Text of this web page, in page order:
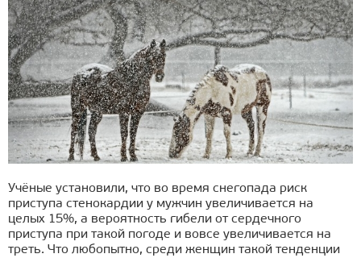
Учёные установили, что во время снегопада риск
приступа стенокардии у мужчин увеличивается на
целых 15%, а вероятность гибели от сердечного
приступа при такой погоде и вовсе увеличивается на
треть. Что любопытно, среди женщин такой тенденции